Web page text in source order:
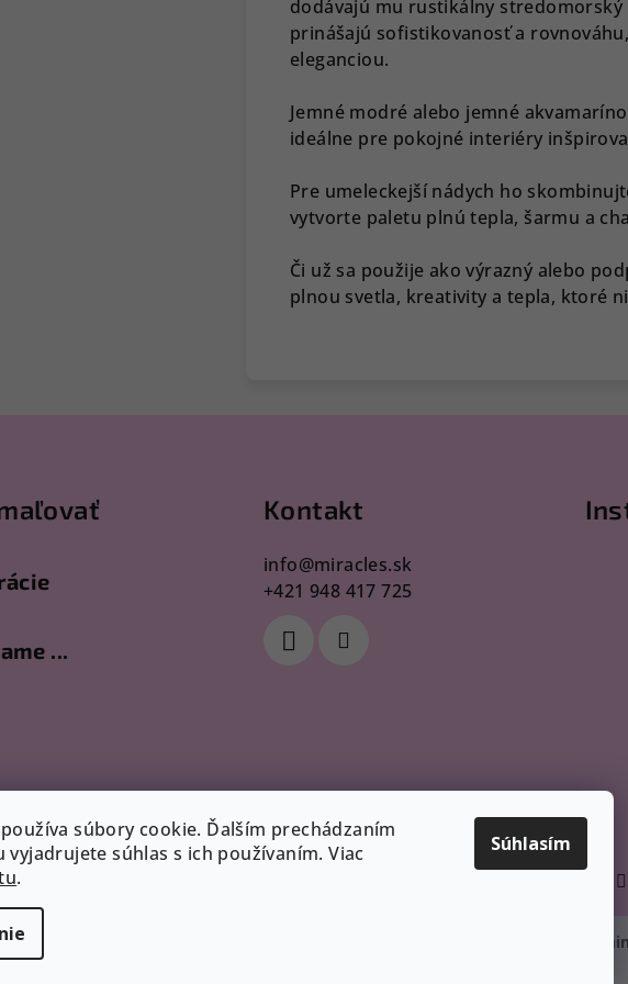
súbory cookie. Ďalším prechádzaním
súhlas s ich používaním. Viac
.
Súhlasím
dodávajú mu rustikálny
prinášajú sofistikovanosť a
eleganciou.
Jemné modré alebo jemné
ideálne pre pokojné interiéry
Pre umeleckejší nádych ho
vytvorte paletu plnú tepla, šarmu a
Či už sa použije ako výrazný alebo
plnou svetla, kreativity a tepla, ktoré
...
Kontakt
info@miracles.sk
+421 948 417 725
Miracles.sk |